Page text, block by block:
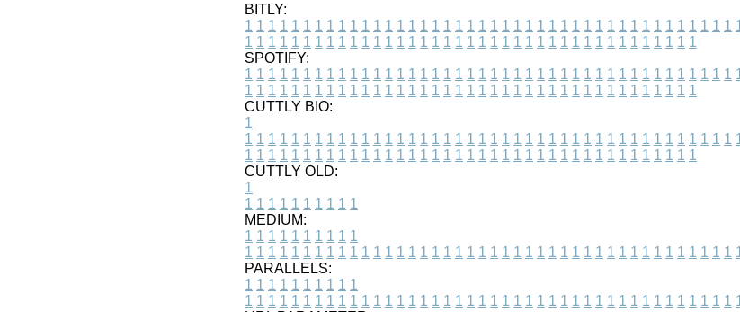
BITLY:
1 1 1 1 1 1 1 1 1 1 1 1 1 1 1 1 1 1 1 1 1 1 1 1 1 1 1 1 1 1 1 1 1 1 1 1 1 1 1 1 1 1
1 1 1 1 1 1 1 1 1 1 1 1 1 1 1 1 1 1 1 1 1 1 1 1 1 1 1 1 1 1 1 1 1 1 1 1 1 1 1
SPOTIFY:
1 1 1 1 1 1 1 1 1 1 1 1 1 1 1 1 1 1 1 1 1 1 1 1 1 1 1 1 1 1 1 1 1 1 1 1 1 1 1 1 1 1
1 1 1 1 1 1 1 1 1 1 1 1 1 1 1 1 1 1 1 1 1 1 1 1 1 1 1 1 1 1 1 1 1 1 1 1 1 1 1
CUTTLY BIO:
1
1 1 1 1 1 1 1 1 1 1 1 1 1 1 1 1 1 1 1 1 1 1 1 1 1 1 1 1 1 1 1 1 1 1 1 1 1 1 1 1 1 1
1 1 1 1 1 1 1 1 1 1 1 1 1 1 1 1 1 1 1 1 1 1 1 1 1 1 1 1 1 1 1 1 1 1 1 1 1 1 1
CUTTLY OLD:
1
1 1 1 1 1 1 1 1 1 1
MEDIUM:
1 1 1 1 1 1 1 1 1 1
1 1 1 1 1 1 1 1 1 1 1 1 1 1 1 1 1 1 1 1 1 1 1 1 1 1 1 1 1 1 1 1 1 1 1 1 1 1 1 1 1 1
PARALLELS:
1 1 1 1 1 1 1 1 1 1
1 1 1 1 1 1 1 1 1 1 1 1 1 1 1 1 1 1 1 1 1 1 1 1 1 1 1 1 1 1 1 1 1 1 1 1 1 1 1 1 1 1